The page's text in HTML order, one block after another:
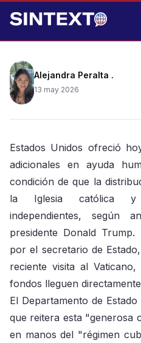
Condicionan entrega de
gobierno de la Isla
Alejandra Peralta .
13 may 2026
Estados Unidos ofreció
adicionales en ayuda
condición de que la
la Iglesia católica y
independientes, según
presidente Donald Trump.
por el secretario de
reciente visita al
fondos lleguen
El Departamento de
que reitera esta "generosa
en manos del "régimen